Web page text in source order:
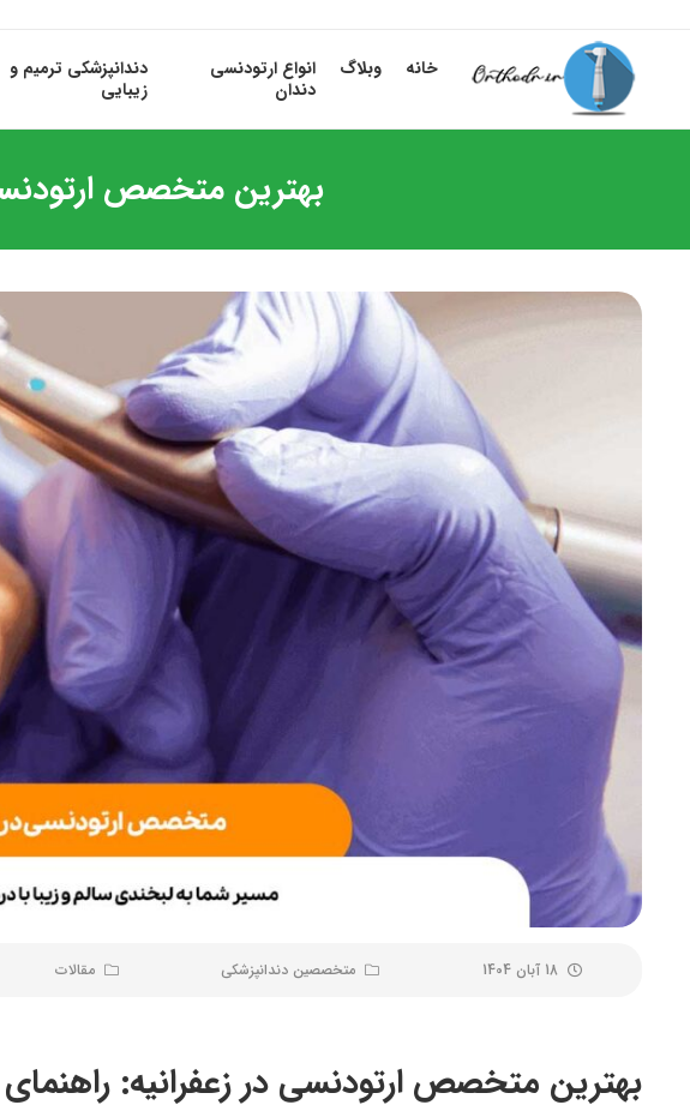
خانه وبلاگ
انواع ارتودنسی
دندان
دندانپزشکی ترمیم و
زیبایی
بهترین متخصص
18 آبان 1404 متخصصین دندانپزشکی مقالات
بهترین متخصص ارتودنسی در زعفرانیه: